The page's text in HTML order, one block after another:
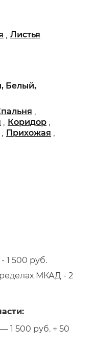
Белый,
, Листья
,
, Коридор ,
, Прихожая ,
1 500 руб.
МКАД - 2
1 500 руб. + 50